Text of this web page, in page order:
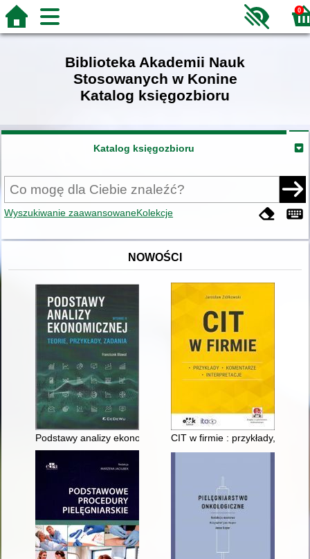
0
Biblioteka Akademii Nauk
Stosowanych w Konine
Katalog księgozbioru
Katalog księgozbioru
Wyszukiwanie zaawansowaneKolekcje
NOWOŚCI
Podstawy analizy ekonomicznej : teorie, przykłady, zadania
CIT w firmie : przykłady,